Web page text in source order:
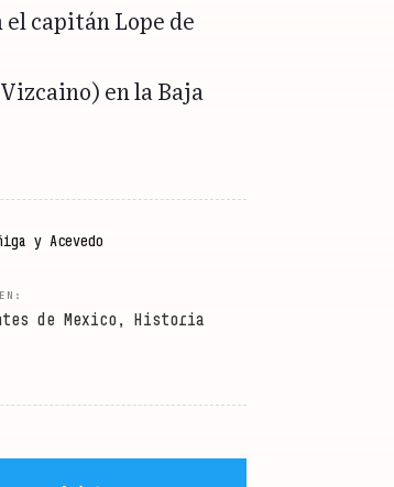
capitán Lope de
en la Baja
y Acevedo
de Mexico, Historia